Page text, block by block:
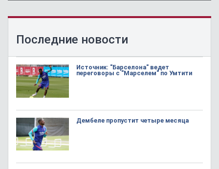
Последние новости
Источник: "Барселона" ведет
переговоры с "Марселем" по Умтити
Дембеле пропустит четыре месяца